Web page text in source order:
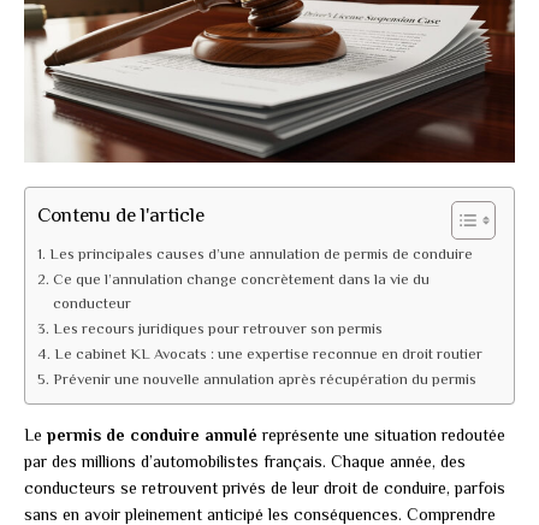
Contenu de l'article
Les principales causes d’une annulation de permis de conduire
Ce que l’annulation change concrètement dans la vie du
conducteur
Les recours juridiques pour retrouver son permis
Le cabinet KL Avocats : une expertise reconnue en droit routier
Prévenir une nouvelle annulation après récupération du permis
Le permis de conduire annulé représente une situation redoutée
par des millions d’automobilistes français. Chaque année, des
conducteurs se retrouvent privés de leur droit de conduire, parfois
sans en avoir pleinement anticipé les conséquences. Comprendre